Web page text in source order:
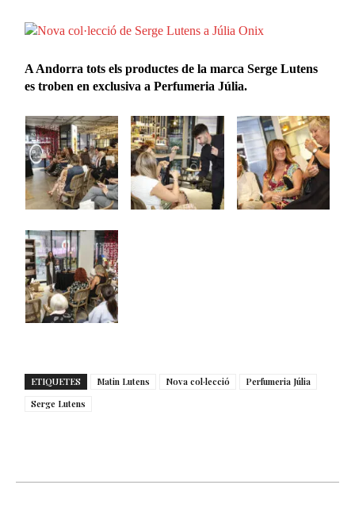
A Andorra tots els productes de la marca Serge Lutens
es troben en exclusiva a Perfumeria Júlia.
ETIQUETES Matin Lutens Nova col·lecció
Perfumeria Júlia
Serge Lutens